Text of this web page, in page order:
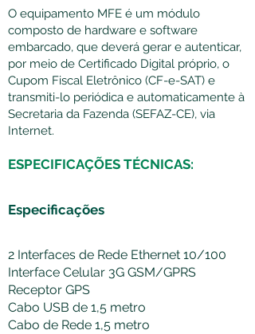
O equipamento MFE é um módulo
composto de hardware e software
embarcado, que deverá gerar e autenticar,
por meio de Certificado Digital próprio, o
Cupom Fiscal Eletrônico (CF-e-SAT) e
transmiti-lo periódica e automaticamente à
Secretaria da Fazenda (SEFAZ-CE), via
Internet.
ESPECIFICAÇÕES TÉCNICAS:
Especificações
​2 Interfaces de Rede Ethernet 10/100
Interface Celular 3G GSM/GPRS
Receptor GPS
Cabo USB de 1,5 metro
Cabo de Rede 1,5 metro